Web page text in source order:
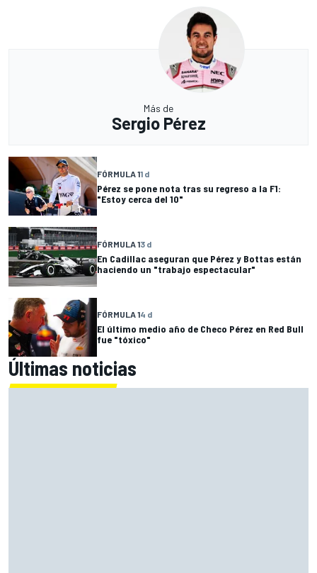
Más de
Sergio Pérez
FÓRMULA 11 d
Pérez se pone nota tras su regreso a la F1:
"Estoy cerca del 10"
FÓRMULA 13 d
En Cadillac aseguran que Pérez y Bottas están
haciendo un "trabajo espectacular"
FÓRMULA 14 d
El último medio año de Checo Pérez en Red Bull
fue "tóxico"
Últimas noticias